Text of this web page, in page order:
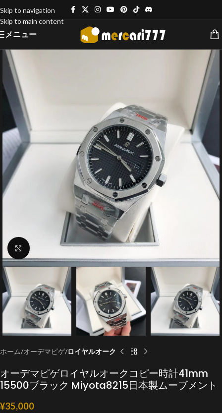
Skip to navigation
Skip to main content
メニュー
クリックで拡大
ホーム オーデマピゲ ロイヤルオーク
オーデマピゲロイヤルオークコピー時計41mm
15500ブラック Miyota8215日本製ムーブメント
¥35,000